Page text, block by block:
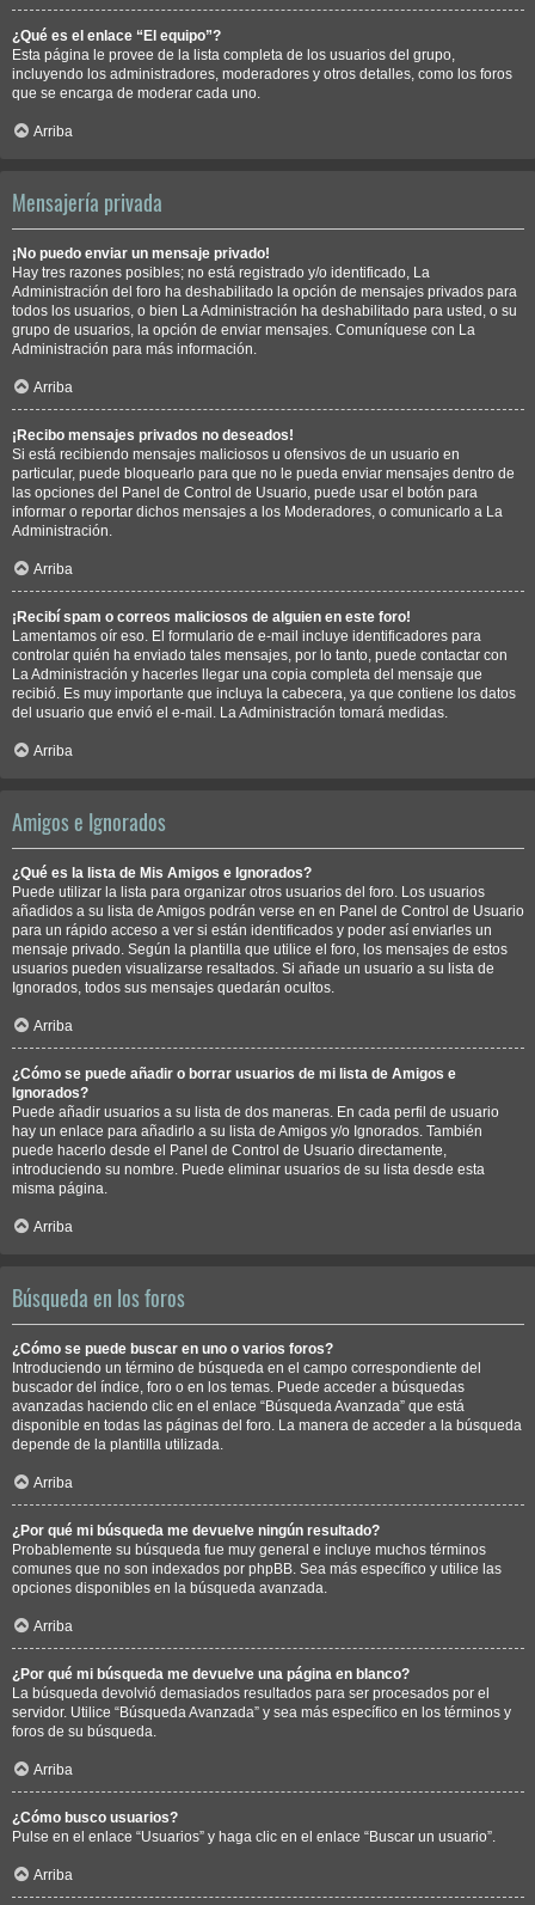
¿Qué es el enlace “El equipo”?
Esta página le provee de la lista completa de los usuarios del grupo,
incluyendo los administradores, moderadores y otros detalles, como los foros
que se encarga de moderar cada uno.
Arriba
Mensajería privada
¡No puedo enviar un mensaje privado!
Hay tres razones posibles; no está registrado y/o identificado, La
Administración del foro ha deshabilitado la opción de mensajes privados para
todos los usuarios, o bien La Administración ha deshabilitado para usted, o su
grupo de usuarios, la opción de enviar mensajes. Comuníquese con La
Administración para más información.
Arriba
¡Recibo mensajes privados no deseados!
Si está recibiendo mensajes maliciosos u ofensivos de un usuario en
particular, puede bloquearlo para que no le pueda enviar mensajes dentro de
las opciones del Panel de Control de Usuario, puede usar el botón para
informar o reportar dichos mensajes a los Moderadores, o comunicarlo a La
Administración.
Arriba
¡Recibí spam o correos maliciosos de alguien en este foro!
Lamentamos oír eso. El formulario de e-mail incluye identificadores para
controlar quién ha enviado tales mensajes, por lo tanto, puede contactar con
La Administración y hacerles llegar una copia completa del mensaje que
recibió. Es muy importante que incluya la cabecera, ya que contiene los datos
del usuario que envió el e-mail. La Administración tomará medidas.
Arriba
Amigos e Ignorados
¿Qué es la lista de Mis Amigos e Ignorados?
Puede utilizar la lista para organizar otros usuarios del foro. Los usuarios
añadidos a su lista de Amigos podrán verse en en Panel de Control de Usuario
para un rápido acceso a ver si están identificados y poder así enviarles un
mensaje privado. Según la plantilla que utilice el foro, los mensajes de estos
usuarios pueden visualizarse resaltados. Si añade un usuario a su lista de
Ignorados, todos sus mensajes quedarán ocultos.
Arriba
¿Cómo se puede añadir o borrar usuarios de mi lista de Amigos e
Ignorados?
Puede añadir usuarios a su lista de dos maneras. En cada perfil de usuario
hay un enlace para añadirlo a su lista de Amigos y/o Ignorados. También
puede hacerlo desde el Panel de Control de Usuario directamente,
introduciendo su nombre. Puede eliminar usuarios de su lista desde esta
misma página.
Arriba
Búsqueda en los foros
¿Cómo se puede buscar en uno o varios foros?
Introduciendo un término de búsqueda en el campo correspondiente del
buscador del índice, foro o en los temas. Puede acceder a búsquedas
avanzadas haciendo clic en el enlace “Búsqueda Avanzada” que está
disponible en todas las páginas del foro. La manera de acceder a la búsqueda
depende de la plantilla utilizada.
Arriba
¿Por qué mi búsqueda me devuelve ningún resultado?
Probablemente su búsqueda fue muy general e incluye muchos términos
comunes que no son indexados por phpBB. Sea más específico y utilice las
opciones disponibles en la búsqueda avanzada.
Arriba
¿Por qué mi búsqueda me devuelve una página en blanco?
La búsqueda devolvió demasiados resultados para ser procesados por el
servidor. Utilice “Búsqueda Avanzada” y sea más específico en los términos y
foros de su búsqueda.
Arriba
¿Cómo busco usuarios?
Pulse en el enlace “Usuarios” y haga clic en el enlace “Buscar un usuario”.
Arriba